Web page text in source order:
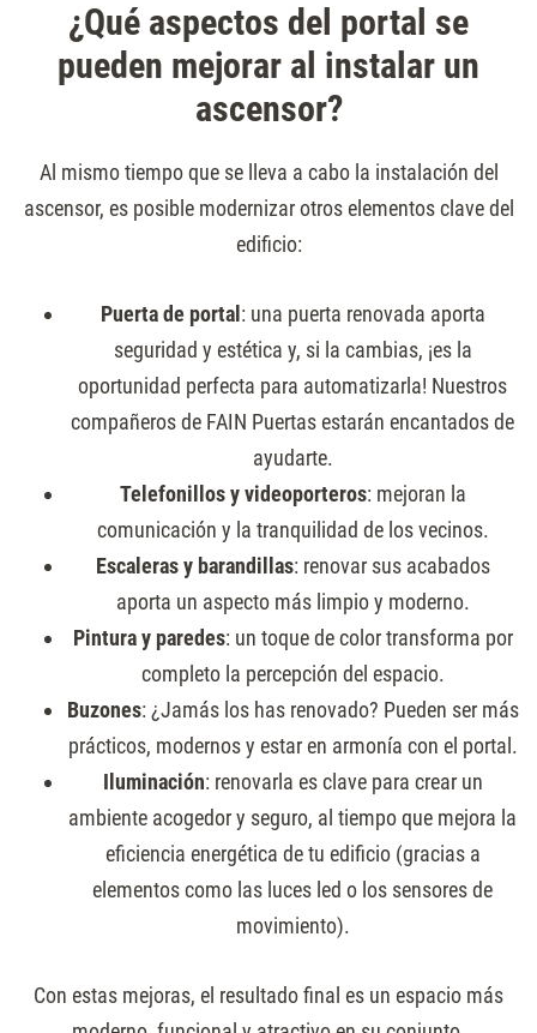
¿Qué aspectos del portal se
pueden mejorar al instalar un
ascensor?
Al mismo tiempo que se lleva a cabo la instalación del
ascensor, es posible modernizar otros elementos clave del
edificio:
Puerta de portal : una puerta renovada aporta
seguridad y estética y, si la cambias, ¡es la
oportunidad perfecta para automatizarla! Nuestros
compañeros de FAIN Puertas estarán encantados de
ayudarte.
Telefonillos y videoporteros: mejoran la
comunicación y la tranquilidad de los vecinos.
Escaleras y barandillas: renovar sus acabados
aporta un aspecto más limpio y moderno.
Pintura y paredes: un toque de color transforma por
completo la percepción del espacio.
Buzones: ¿Jamás los has renovado? Pueden ser más
prácticos, modernos y estar en armonía con el portal.
Iluminación: renovarla es clave para crear un
ambiente acogedor y seguro, al tiempo que mejora la
eficiencia energética de tu edificio (gracias a
elementos como las luces led o los sensores de
movimiento).
Con estas mejoras, el resultado final es un espacio más